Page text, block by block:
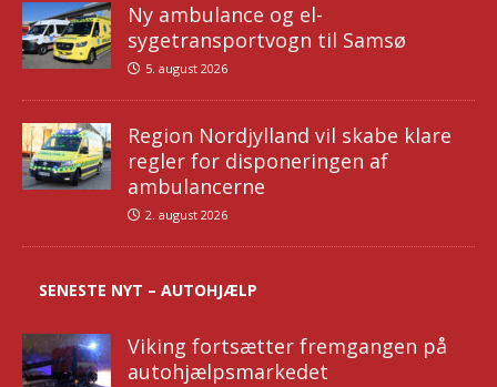
Ny ambulance og el-
sygetransportvogn til Samsø
5. august 2026
Region Nordjylland vil skabe klare
regler for disponeringen af
ambulancerne
2. august 2026
SENESTE NYT – AUTOHJÆLP
Viking fortsætter fremgangen på
autohjælpsmarkedet